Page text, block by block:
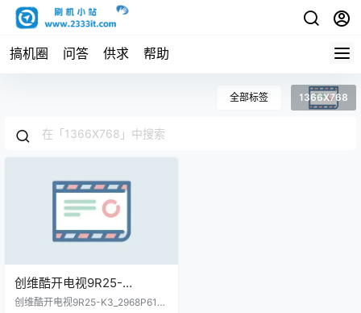
搞机圈 问答 供求 帮助
全部标签 1366X768
创维酷开电视9R25-
K3_2968P61_N86_1366X7
创维酷开电视9R25-K3_2968P61_N